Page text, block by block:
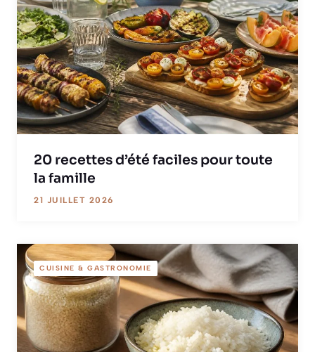
20 recettes d’été faciles pour toute
la famille
21 JUILLET 2026
CUISINE & GASTRONOMIE